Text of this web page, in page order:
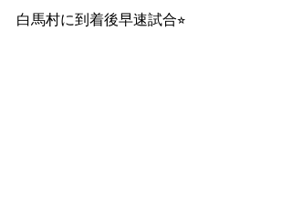
白馬村に到着後早速試合⭐︎